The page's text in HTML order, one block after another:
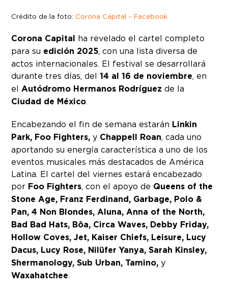
Crédito de la foto: Corona Capital – Facebook
Corona Capital ha revelado el cartel completo
para su edición 2025, con una lista diversa de
actos internacionales. El festival se desarrollará
durante tres días, del14 al 16 de noviembre, en
el Autódromo Hermanos Rodríguez de la
Ciudad de México.
Encabezando el fin de semana estarán Linkin
Park, Foo Fighters,y Chappell Roan, cada uno
aportando su energía característica a uno de los
eventos musicales más destacados de América
Latina. El cartel del viernes estará encabezado
por Foo Fighters, con el apoyo de Queens of the
Stone Age, Franz Ferdinand, Garbage, Polo &
Pan, 4 Non Blondes, Aluna, Anna of the North,
Bad Bad Hats, Bôa, Circa Waves, Debby Friday,
Hollow Coves, Jet, Kaiser Chiefs, Leisure, Lucy
Dacus, Lucy Rose, Nilüfer Yanya, Sarah Kinsley,
Shermanology, Sub Urban, Tamino,y
Waxahatchee.